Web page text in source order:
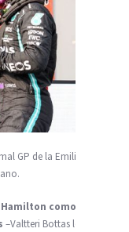
GP de la Emilia
como
–Valtteri Bottas logró